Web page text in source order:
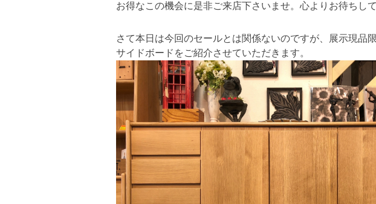
お得なこの機会に是非ご来店下さいませ。心よりお待ちして
さて本日は今回のセールとは関係ないのですが、展示現品
サイドボードをご紹介させていただきます。